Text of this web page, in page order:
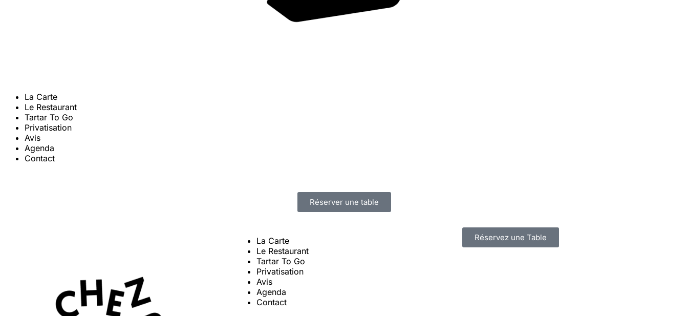
La Carte
Le Restaurant
Tartar To Go
Privatisation
Avis
Agenda
Contact
Réserver une table
La Carte
Le Restaurant
Tartar To Go
Privatisation
Avis
Agenda
Contact
Réservez une Table